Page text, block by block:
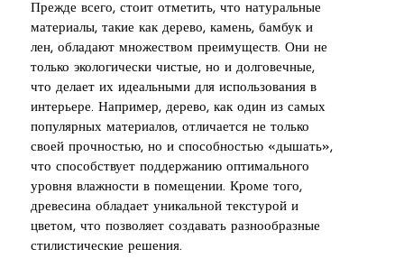
Прежде всего, стоит отметить, что натуральные
материалы, такие как дерево, камень, бамбук и
лен, обладают множеством преимуществ. Они не
только экологически чистые, но и долговечные,
что делает их идеальными для использования в
интерьере. Например, дерево, как один из самых
популярных материалов, отличается не только
своей прочностью, но и способностью «дышать»,
что способствует поддержанию оптимального
уровня влажности в помещении. Кроме того,
древесина обладает уникальной текстурой и
цветом, что позволяет создавать разнообразные
стилистические решения.